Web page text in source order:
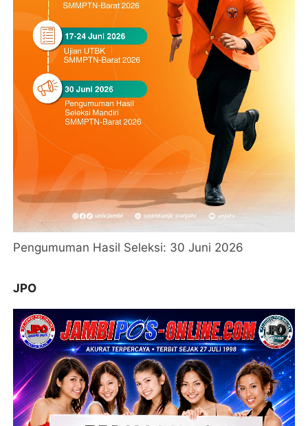
Pengumuman Hasil Seleksi: 30 Juni 2026
JPO